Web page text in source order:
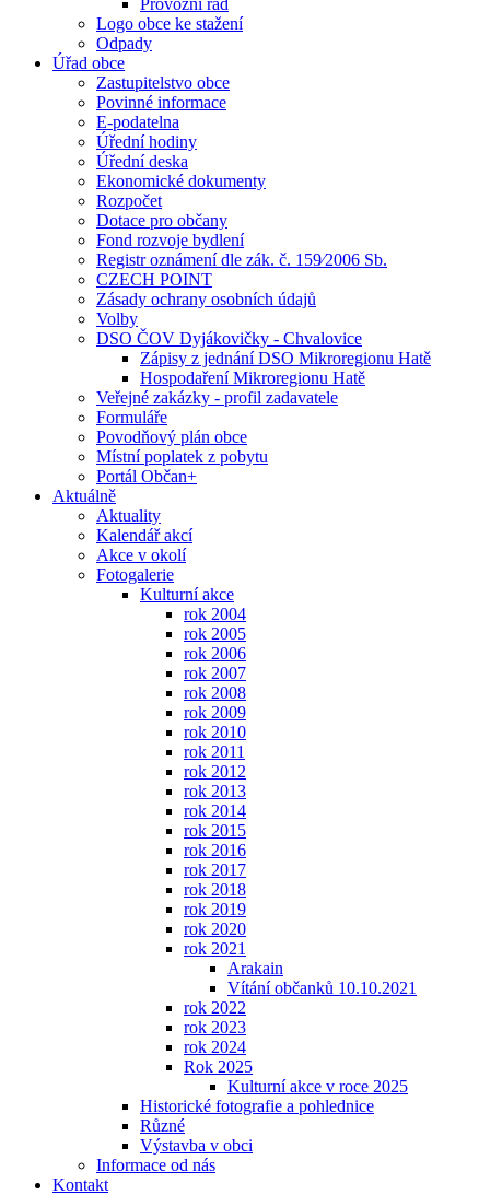
Provozní řád
Logo obce ke stažení
Odpady
Úřad obce
Zastupitelstvo obce
Povinné informace
E-podatelna
Úřední hodiny
Úřední deska
Ekonomické dokumenty
Rozpočet
Dotace pro občany
Fond rozvoje bydlení
Registr oznámení dle zák. č. 159⁄2006 Sb.
CZECH POINT
Zásady ochrany osobních údajů
Volby
DSO ČOV Dyjákovičky - Chvalovice
Zápisy z jednání DSO Mikroregionu Hatě
Hospodaření Mikroregionu Hatě
Veřejné zakázky - profil zadavatele
Formuláře
Povodňový plán obce
Místní poplatek z pobytu
Portál Občan+
Aktuálně
Aktuality
Kalendář akcí
Akce v okolí
Fotogalerie
Kulturní akce
rok 2004
rok 2005
rok 2006
rok 2007
rok 2008
rok 2009
rok 2010
rok 2011
rok 2012
rok 2013
rok 2014
rok 2015
rok 2016
rok 2017
rok 2018
rok 2019
rok 2020
rok 2021
Arakain
Vítání občanků 10.10.2021
rok 2022
rok 2023
rok 2024
Rok 2025
Kulturní akce v roce 2025
Historické fotografie a pohlednice
Různé
Výstavba v obci
Informace od nás
Kontakt